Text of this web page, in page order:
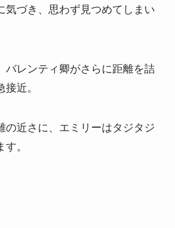
気づき、思わず見つめてしまい
バレンティ卿がさらに距離を詰
近。
の近さに、エミリーはタジタジ
。